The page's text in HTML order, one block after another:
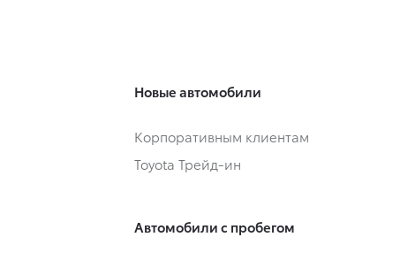
Новые автомобили
Корпоративным клиентам
Toyota Трейд-ин
Автомобили с пробегом